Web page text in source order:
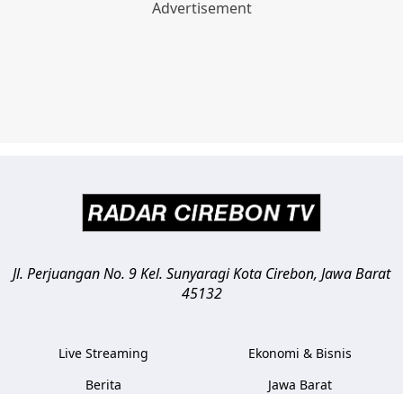
Jl. Perjuangan No. 9 Kel. SunyaragiKota Cirebon, Jawa Barat
45132
Live Streaming
Berita
Ekonomi & Bisnis
Jawa Barat